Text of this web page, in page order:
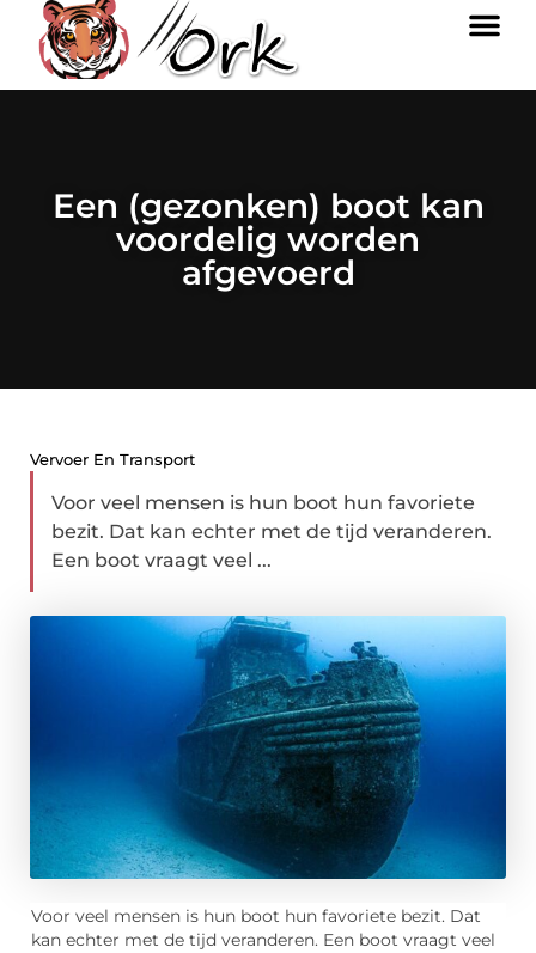
Een (gezonken) boot kan
voordelig worden
afgevoerd
Vervoer En Transport
Voor veel mensen is hun boot hun favoriete
bezit. Dat kan echter met de tijd veranderen.
Een boot vraagt veel ...
Voor veel mensen is hun boot hun favoriete bezit. Dat
kan echter met de tijd veranderen. Een boot vraagt veel